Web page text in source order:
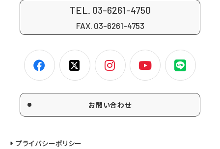
TEL. 03-6261-4750
FAX. 03-6261-4753
お問い合わせ
プライバシーポリシー